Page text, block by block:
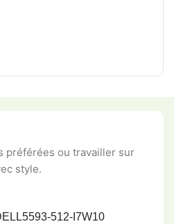
préférées ou travailler sur
style.
512-I7W10